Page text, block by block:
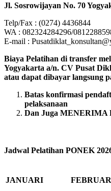
Jl. Sosrowijayan No. 70
Telp/Fax : (0274) 4436844
WA : 082324284296/
E-mail :
Biaya Pelatihan di transfer
Yogyakarta a/n. CV Pusat
atau dapat dibayar langsung
Batas konfirmasi
pelaksanaan
Dan Juga
Jadwal Pelatihan PONEK
JANUARI